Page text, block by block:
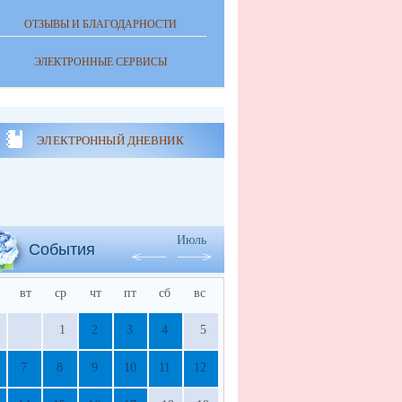
ОТЗЫВЫ И БЛАГОДАРНОСТИ
ЭЛЕКТРОННЫЕ СЕРВИСЫ
ЭЛЕКТРОННЫЙ ДНЕВНИК
События
Июль
вт ср чт пт сб вс
1 2 3 4 5
7 8 9 10 11 12